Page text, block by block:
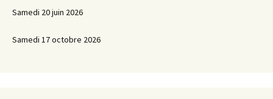
Samedi 20 juin 2026
Samedi 17 octobre 2026